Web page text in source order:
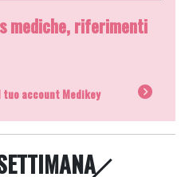
mediche, riferimenti
account Medikey